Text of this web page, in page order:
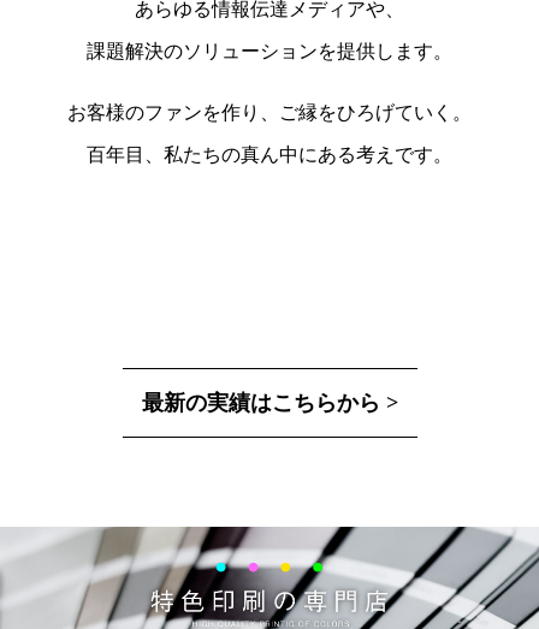
あらゆる情報伝達メディアや、
課題解決のソリューションを提供します。
お客様のファンを作り、ご縁をひろげていく。
百年目、私たちの真ん中にある考えです。
最新の実績はこちらから >